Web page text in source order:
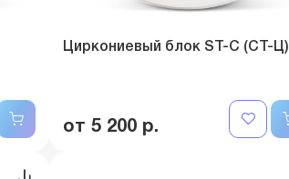
Циркониевый блок ST-C (СТ-Ц)
от 5 200 р.